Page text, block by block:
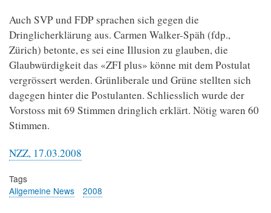
Auch SVP und FDP sprachen sich gegen die
Dringlicherklärung aus. Carmen Walker-Späh (fdp.,
Zürich) betonte, es sei eine Illusion zu glauben, die
Glaubwürdigkeit das «ZFI plus» könne mit dem Postulat
vergrössert werden. Grünliberale und Grüne stellten sich
dagegen hinter die Postulanten. Schliesslich wurde der
Vorstoss mit 69 Stimmen dringlich erklärt. Nötig waren 60
Stimmen.
NZZ, 17.03.2008
Tags
Allgemeine News
2008